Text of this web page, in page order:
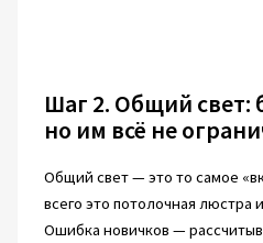
Шаг 2. Общий свет:
но им всё не
Общий свет — это то самое
всего это потолочная люстра
Ошибка новичков —